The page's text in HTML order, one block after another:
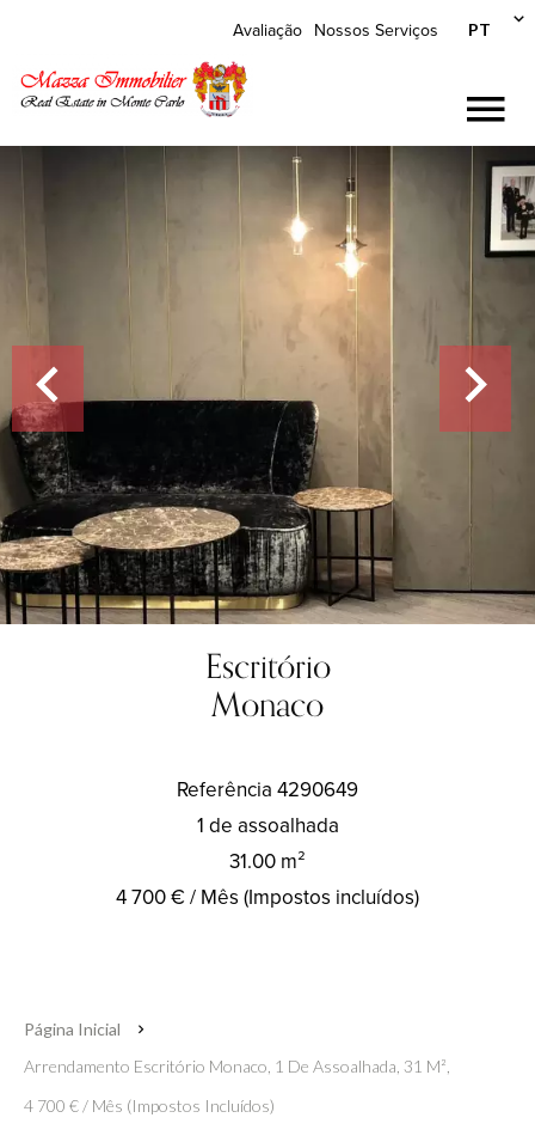
Avaliação Nossos Serviços PT
Escritório
Monaco
Referência 4290649
1 de assoalhada
31.00 m²
4 700 € / Mês (Impostos incluídos)
Página Inicial
Arrendamento Escritório Monaco, 1 De Assoalhada, 31 M²,
4 700 € / Mês (Impostos Incluídos)